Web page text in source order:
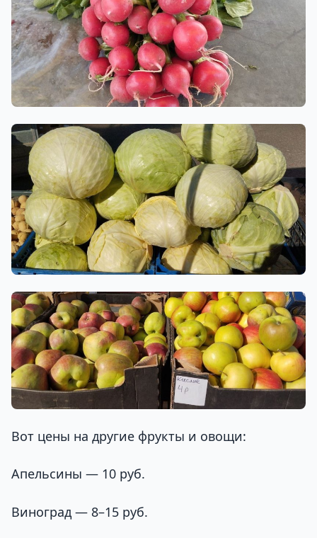
Вот цены на другие фрукты и овощи:
Апельсины — 10 руб.
Виноград — 8–15 руб.